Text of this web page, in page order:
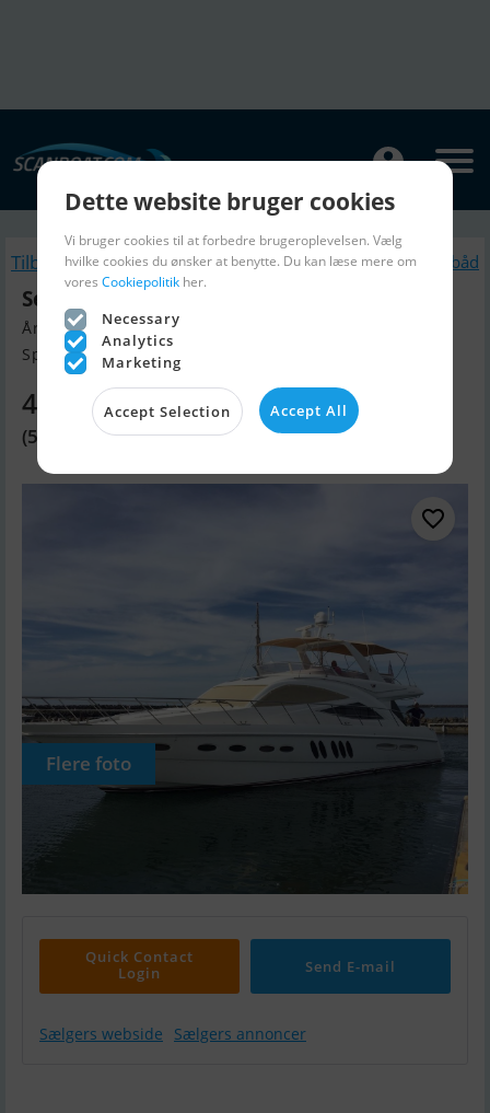
Tilbage Lignende Motorbåd
Sealine T 60
Årgang 2005, Motorbåd til salg
Spain, Spanien
4.104.400 DKK
(549.810 EUR)
Flere foto
Quick Contact
Login
Send E-mail
Sælgers webside Sælgers annoncer
Dette website bruger cookies
Vi bruger cookies til at forbedre brugeroplevelsen. Vælg
hvilke cookies du ønsker at benytte. Du kan læse mere om
vores Cookiepolitik her.
Necessary
Analytics
Marketing
Accept Selection Accept All